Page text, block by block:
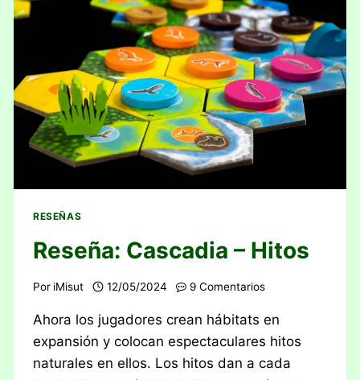
RESEÑAS
Reseña: Cascadia – Hitos
Por iMisut 12/05/2024 9 Comentarios
Ahora los jugadores crean hábitats en
expansión y colocan espectaculares hitos
naturales en ellos. Los hitos dan a cada